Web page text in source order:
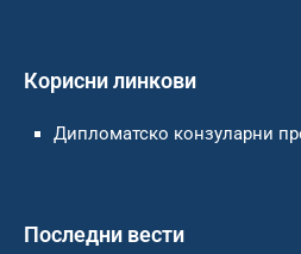
Корисни линкови
Дипломатско конзуларни
Последни вести